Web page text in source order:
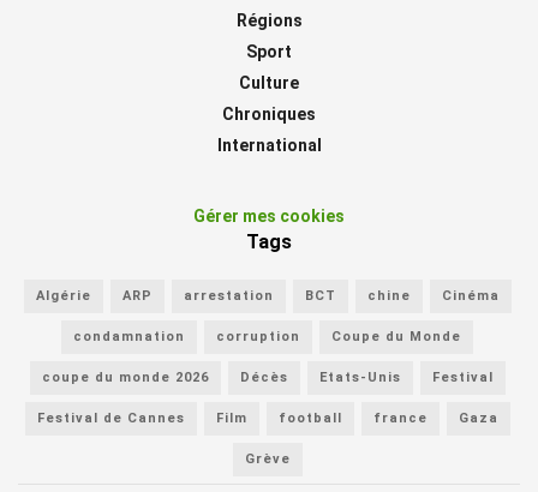
Régions
Sport
Culture
Chroniques
International
Gérer mes cookies
Tags
Algérie ARP arrestation BCT chine Cinéma
condamnation corruption Coupe du Monde
coupe du monde 2026 Décès Etats-Unis Festival
Festival de Cannes Film football france Gaza
Grève